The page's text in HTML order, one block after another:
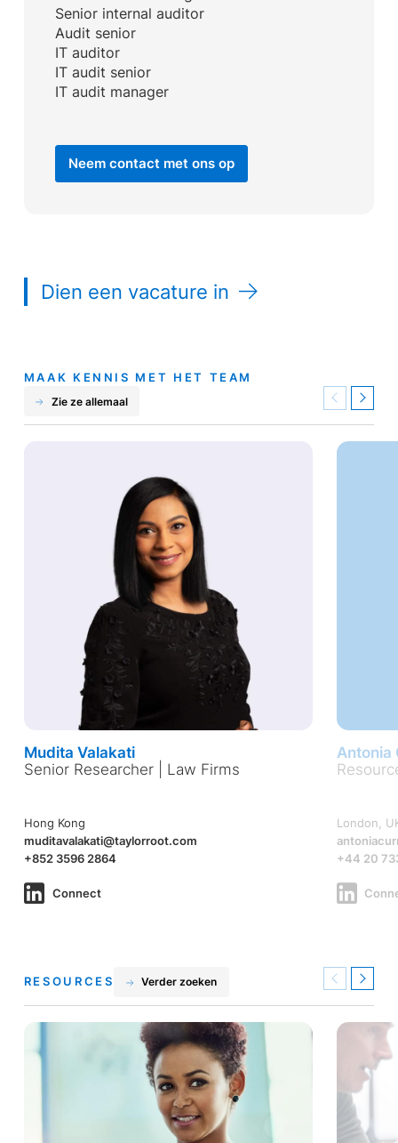
Senior internal auditor
Audit senior
IT auditor
IT audit senior
IT audit manager
Neem contact met ons op
Dien een vacature in
MAAK KENNIS MET HET TEAM
Zie ze allemaal Previous
Mudita Valakati
Senior Researcher | Law Firms
Hong Kong
muditavalakati@taylorroot.com
+852 3596 2864
Connect
Antonia
London,
+44 20
Next
RESOURCES Verder zoeken Previous
Next